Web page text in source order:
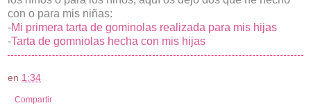
con o para mis niñas:
-Mi primera tarta de gominolas realizada para mis hijas
-Tarta de gomniolas hecha con mis hijas
en 1:34
Compartir